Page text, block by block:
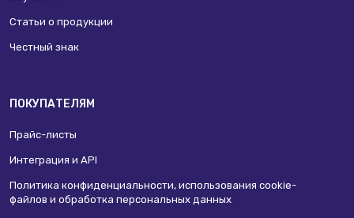
Статьи о продукции
Честный знак
ПОКУПАТЕЛЯМ
Прайс-листы
Интеграция и API
Политика конфиденциальности, использования сookie-
файлов и обработка персональных данных